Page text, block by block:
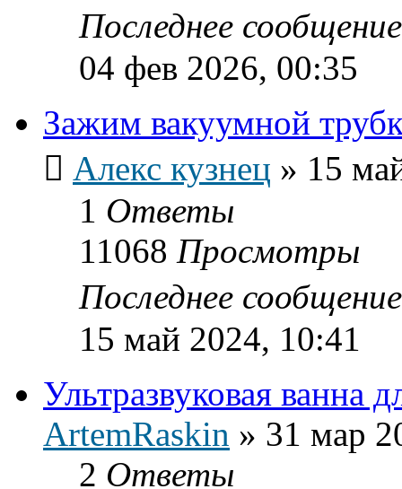
Последнее
04 фев 2026, 00:35
Зажим вакуумной
Алекс кузнец » 15
1 Ответы
11068 Просмотры
Последнее
15 май 2024, 10:41
Ультразвуковая ванна
ArtemRaskin » 31 мар
2 Ответы